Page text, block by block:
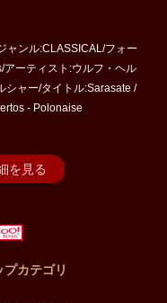
ャンル:CLASSICAL/フォー
ーティスト:ウルフ・ヘル
シャー/タイトル:Sarasate /
- Polonaise
を見る
カテゴリ